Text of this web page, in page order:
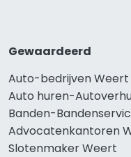
Gewaardeerd
Auto-bedrijven Weert
Auto huren-
Banden-
Advocatenkantoren
Slotenmaker Weert